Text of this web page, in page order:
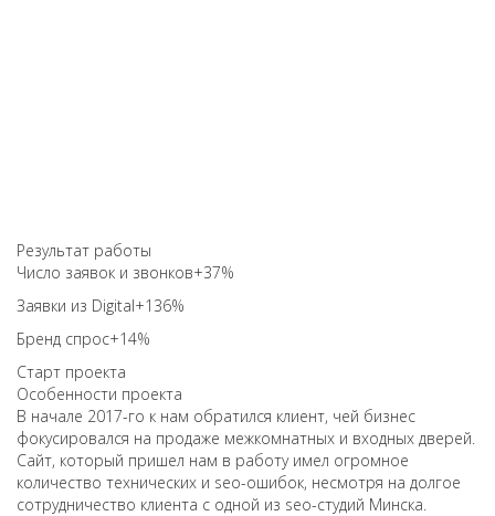
Результат работы
Число заявок и звонков+37%
Заявки из Digital+136%
Бренд спрос+14%
Старт проекта
Особенности проекта
В начале 2017-го к нам обратился клиент, чей бизнес
фокусировался на продаже межкомнатных и входных дверей.
Сайт, который пришел нам в работу имел огромное
количество технических и seo-ошибок, несмотря на долгое
сотрудничество клиента с одной из seo-студий Минска.